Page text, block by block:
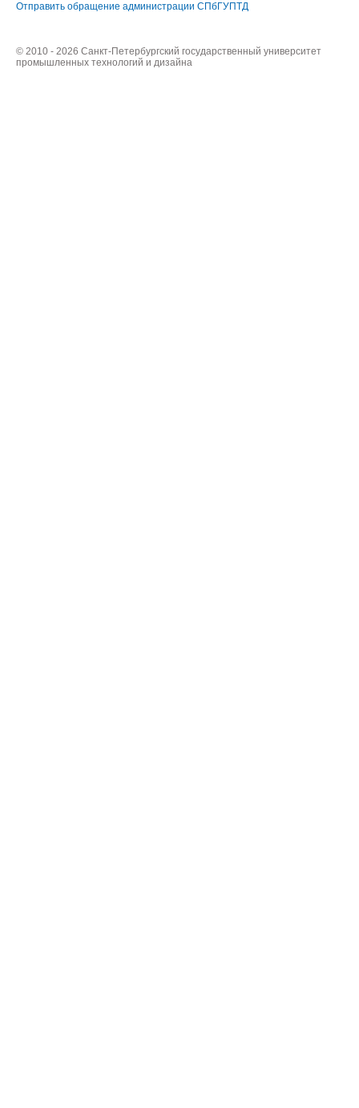
Отправить обращение администрации СПбГУПТД
© 2010 - 2026 Санкт-Петербургский государственный университет
промышленных технологий и дизайна